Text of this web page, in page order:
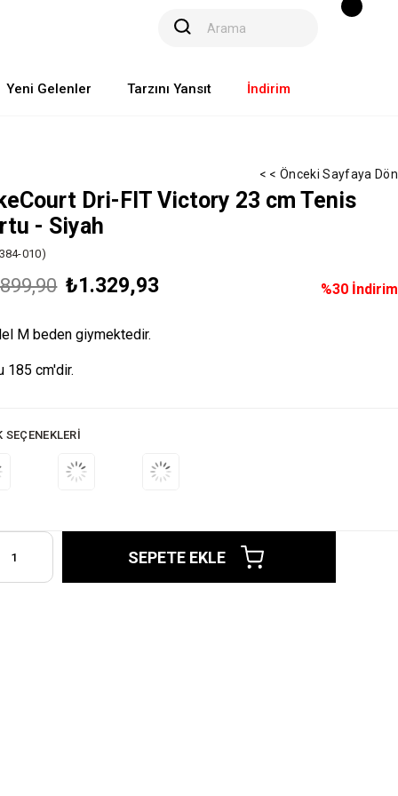
Yeni Gelenler Tarzını Yansıt İndirim
< < Önceki Sayfaya Dön
Dri-FIT Victory 23 cm Tenis
- Siyah
010)
%30İndirim
₺1.329,93
M beden giymektedir.
185 cm'dir.
SEÇENEKLERI